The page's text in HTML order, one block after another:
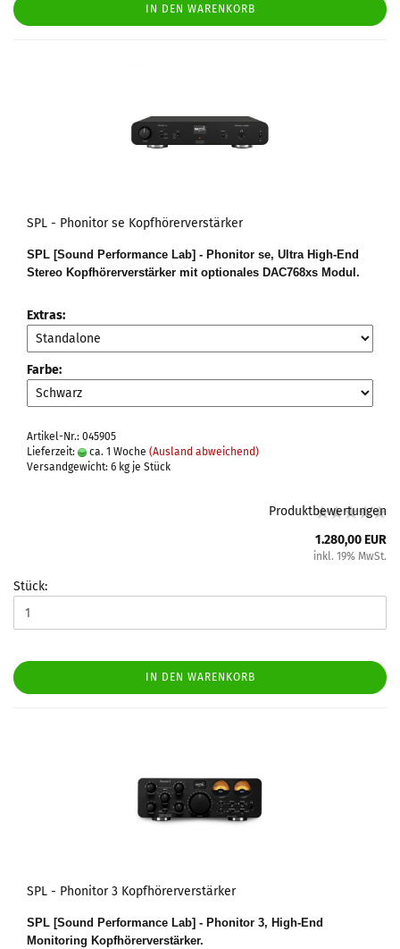
IN DEN WARENKORB
SPL - Phonitor se Kopfhörerverstärker
SPL [Sound Performance Lab] - Phonitor se, Ultra High-End
Stereo Kopfhörerverstärker mit optionales DAC768xs Modul.
Extras:
Farbe:
Artikel-Nr.: 045905
Lieferzeit:
ca. 1 Woche (Ausland abweichend)
Versandgewicht: 6 kg je Stück
Produktbewertungen
1.280,00 EUR
inkl. 19% MwSt.
Stück:
IN DEN WARENKORB
SPL - Phonitor 3 Kopfhörerverstärker
SPL [Sound Performance Lab] - Phonitor 3, High-End
Monitoring Kopfhörerverstärker.